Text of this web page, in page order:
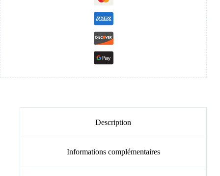
Description
Informations complémentaires